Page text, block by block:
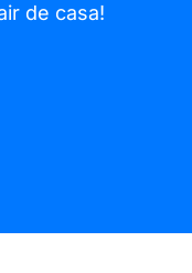
de casa!